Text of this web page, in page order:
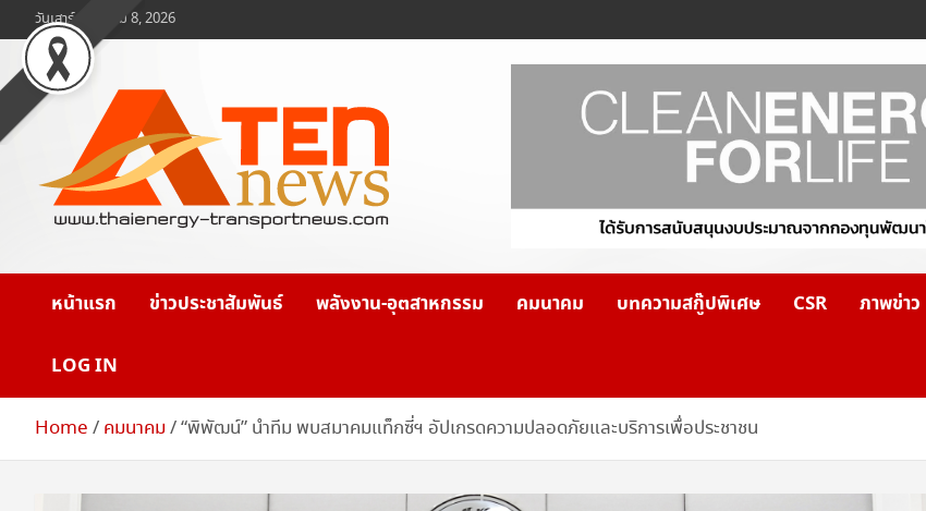
to
content
วันเสาร์, สิงหาคม 8, 2026
www.ten-news.com
หน้าแรก ข่าวประชาสัมพันธ์ พลังงาน-อุตสาหกรรม คมนาคม บทความสกู๊ปพิเศษ CSR ภาพข่าว
LOG IN
Home คมนาคม “พิพัฒน์” นำทีม พบสมาคมแท็กซี่ฯ อัปเกรดความปลอดภัยและบริการเพื่อประชาชน